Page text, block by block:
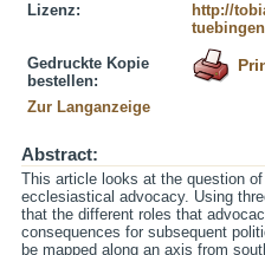
Lizenz:
http://
Gedruckte Kopie
bestellen:
Zur Langanzeige
Abstract:
This article looks at the question
ecclesiastical advocacy. Using
that the different roles that
consequences for subsequent
be mapped along an axis from